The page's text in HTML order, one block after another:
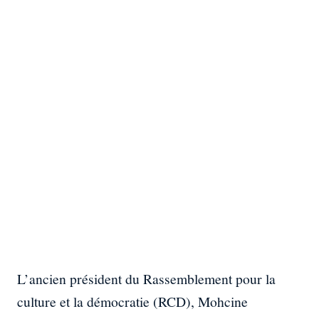
L’ancien président du Rassemblement pour la
culture et la démocratie (RCD), Mohcine